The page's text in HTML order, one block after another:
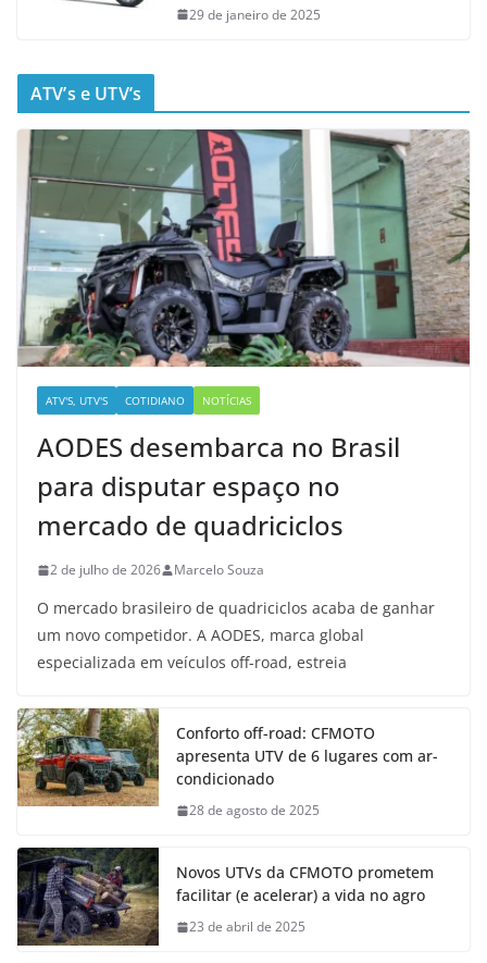
29 de janeiro de 2025
ATV’s e UTV’s
ATV'S, UTV'S COTIDIANO NOTÍCIAS
AODES desembarca no Brasil
para disputar espaço no
mercado de quadriciclos
2 de julho de 2026 Marcelo Souza
O mercado brasileiro de quadriciclos acaba de ganhar
um novo competidor. A AODES, marca global
especializada em veículos off-road, estreia
Conforto off-road: CFMOTO
apresenta UTV de 6 lugares com ar-
condicionado
28 de agosto de 2025
Novos UTVs da CFMOTO prometem
facilitar (e acelerar) a vida no agro
23 de abril de 2025